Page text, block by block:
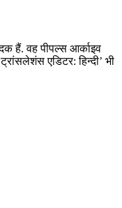
हैं. वह पीपल्स आर्काइव
एडिटर: हिन्दी’ भी